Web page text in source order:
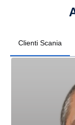
Clienti Scania